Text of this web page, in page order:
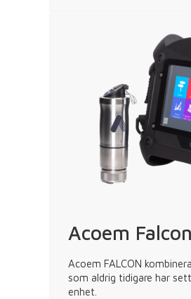
Acoem Falcon
Acoem FALCON
som aldrig tidigare har
enhet.